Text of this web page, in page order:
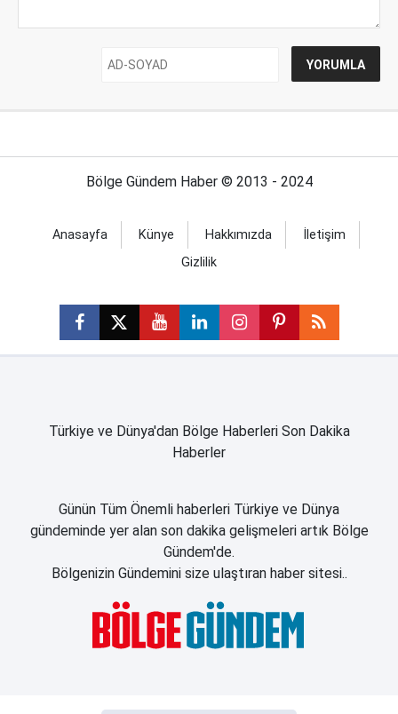
Bölge Gündem Haber © 2013 - 2024
Anasayfa Künye Hakkımızda
İletişim
Gizlilik
Türkiye ve Dünya'dan Bölge Haberleri Son Dakika
Haberler
Günün Tüm Önemli haberleri Türkiye ve Dünya
gündeminde yer alan son dakika gelişmeleri artık Bölge
Gündem'de.
Bölgenizin Gündemini size ulaştıran haber sitesi..